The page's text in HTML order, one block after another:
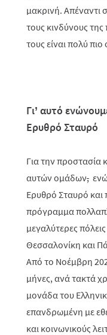
μακρινή. Απέναντι
τους κινδύνους
τους είναι πολύ
Γι’ αυτό
Ερυθρό Σταυρό
Για την προστασία
αυτώνομάδων,
Ερυθρό Σταυρό
πρόγραμμα
μεγαλύτερες
Θεσσαλονίκη και
Από το Νοέμβρη
μήνες, ανά τακτά
μονάδα του
επανδρωμένη με
και κοινωνικούς